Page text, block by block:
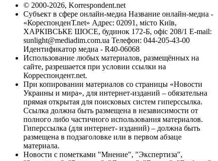
© 2000-2026, Korrespondent.net
Субъект в сфере онлайн-медиа Название онлайн-медиа -
«КореспонденТ.net» Адрес: 02091, місто Київ,
ХАРКІВСЬКЕ ШОСЕ, будинок 172-Б, офіс 208/1 E-mail:
sunlight@mediadim.com.ua Телефон: 044-205-43-00
Идентификатор медиа - R40-06068
Использование любых материалов, размещённых на
сайте, разрешается при условии ссылки на
Корреспондент.net.
При копировании материалов со страницы «Новости
Украины и мира», для интернет-изданий – обязательна
прямая открытая для поисковых систем гиперссылка.
Ссылка должна быть размещена в независимости от
полного либо частичного использования материалов.
Гиперссылка (для интернет- изданий) – должна быть
размещена в подзаголовке или в первом абзаце
материала.
Новости с пометками "Мнение", "Экспертиза",